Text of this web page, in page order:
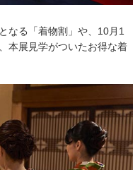
なる「着物割」や、10月1
本展見学がついたお得な着